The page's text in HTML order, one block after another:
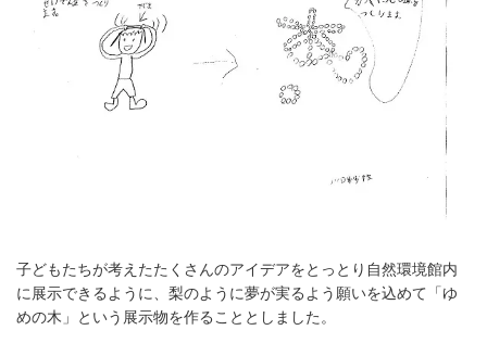
子どもたちが考えたたくさんのアイデアをとっとり自然環境館内
に展示できるように、梨のように夢が実るよう願いを込めて「ゆ
めの木」という展示物を作ることとしました。